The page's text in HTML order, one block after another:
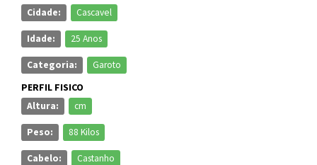
Cidade: Cascavel
Idade: 25 Anos
Categoria: Garoto
PERFIL FISICO
Altura: cm
Peso: 88 Kilos
Cabelo: Castanho